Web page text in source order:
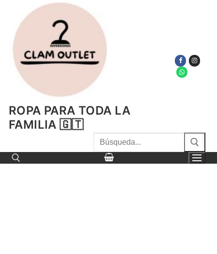
contenido
ROPA PARA TODA LA
FAMILIA 🇬🇹
Buscar
por: